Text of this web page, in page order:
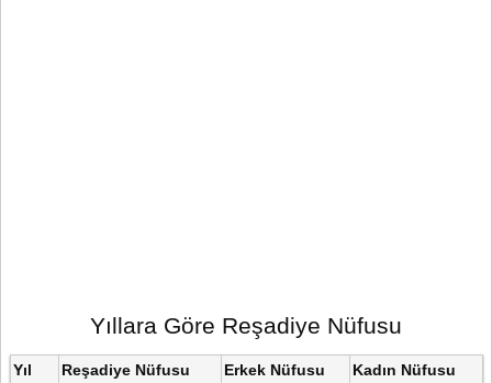
Yıllara Göre Reşadiye Nüfusu
Yıl Reşadiye Nüfusu Erkek Nüfusu
Kadın Nüfusu